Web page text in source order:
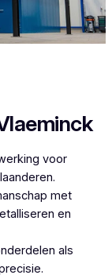
voor
met
en
als